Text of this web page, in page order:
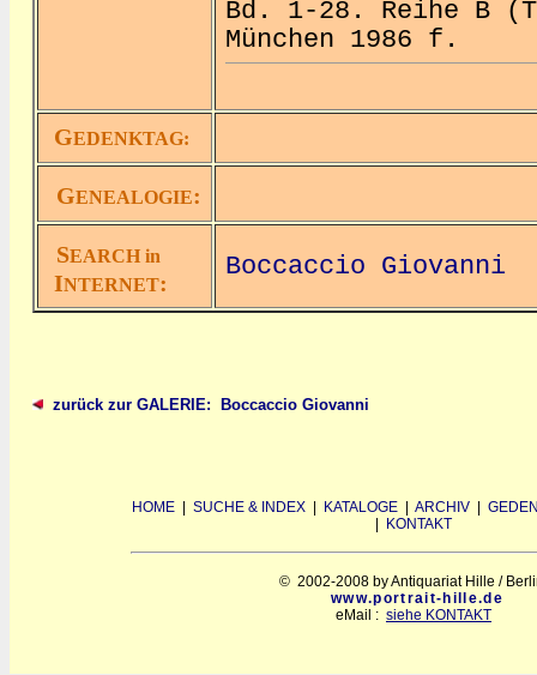
Bd. 1-28. Reihe B
München 1986 f.
GEDENKTAG:
GENEALOGIE:
SEARCH in
INTERNET:
Boccaccio Giovanni
zurück zur GALERIE: Boccaccio Giovanni
HOME SUCHE & INDEX KATALOGE ARCHIV
KONTAKT
© 2002-2008 by Antiquariat Hille /
www.portrait-hille.de
eMail : siehe KONTAKT